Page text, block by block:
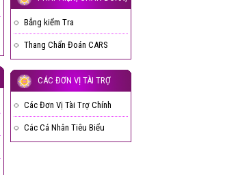
ĐÁNH GIÁ
Bẳng kiểm Tra
Thang Chẩn Đoán CARS
CÁC ĐƠN VỊ TÀI TRỢ
Các Đơn Vị Tài Trợ Chính
Các Cá Nhân Tiêu Biểu